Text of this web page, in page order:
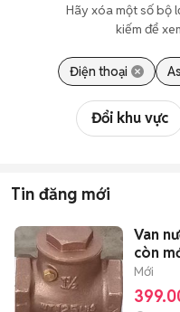
Hãy xóa một số bộ
kiếm để
Điện thoại
Đổi khu vực
Tin đăng mới
Van
còn
Mới